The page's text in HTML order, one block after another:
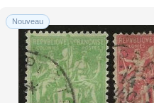
Nouveau